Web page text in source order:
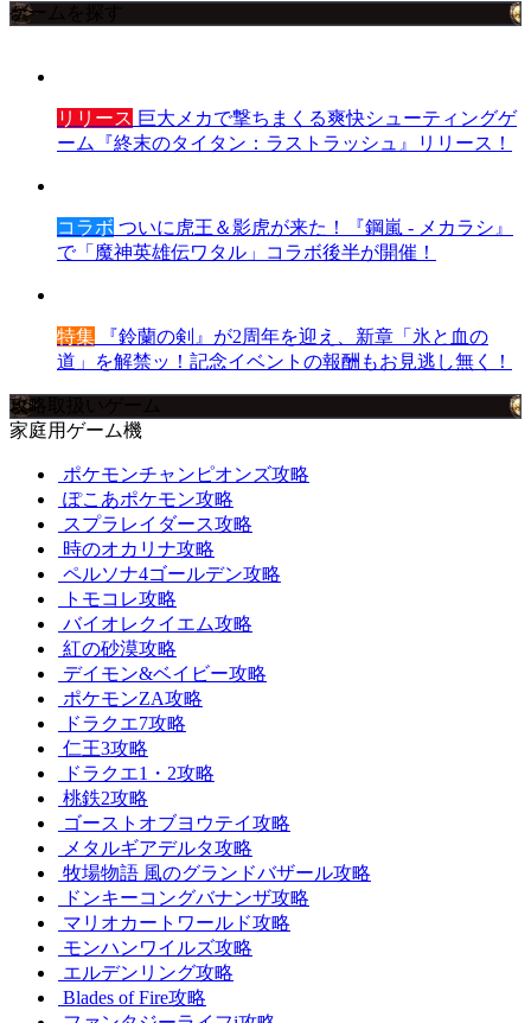
ゲームを探す
リリース 巨大メカで撃ちまくる爽快シューティングゲ
ーム『終末のタイタン：ラストラッシュ』リリース！
コラボ ついに虎王＆影虎が来た！『鋼嵐 - メカラシ』
で「魔神英雄伝ワタル」コラボ後半が開催！
特集 『鈴蘭の剣』が2周年を迎え、新章「氷と血の
道」を解禁ッ！記念イベントの報酬もお見逃し無く！
攻略取扱いゲーム
家庭用ゲーム機
ポケモンチャンピオンズ攻略
ぽこあポケモン攻略
スプラレイダース攻略
時のオカリナ攻略
ペルソナ4ゴールデン攻略
トモコレ攻略
バイオレクイエム攻略
紅の砂漠攻略
デイモン&ベイビー攻略
ポケモンZA攻略
ドラクエ7攻略
仁王3攻略
ドラクエ1・2攻略
桃鉄2攻略
ゴーストオブヨウテイ攻略
メタルギアデルタ攻略
牧場物語 風のグランドバザール攻略
ドンキーコングバナンザ攻略
マリオカートワールド攻略
モンハンワイルズ攻略
エルデンリング攻略
Blades of Fire攻略